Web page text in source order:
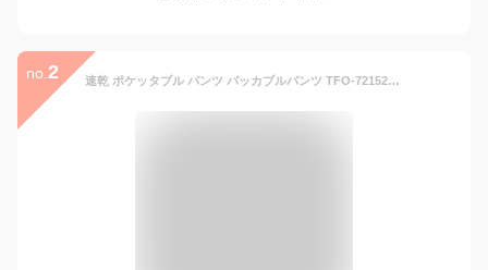
no. 2 速乾 ポケッタブル パンツ パッカブルパンツ TFO-721523 男女兼用 メンズサイズ M-XXL 軽量150g コンパクト 旅行 フィツトネス 普段着 登山 アウトドア ゴルフ ウェア ax ＼メンズ サイズ／ 公式 アエトニクス The First Outdoor